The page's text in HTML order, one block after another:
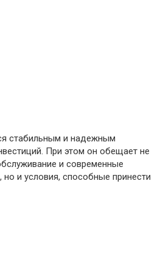
стабильным и надежным
При этом он обещает не
и современные
но и условия, способные принести